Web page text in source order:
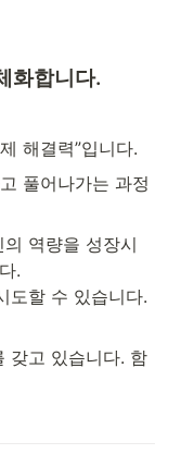
화합니다.
해결력”입니다.
풀어나가는 과정
역량을 성장시
.
도할 수 있습니다.
갖고 있습니다. 함